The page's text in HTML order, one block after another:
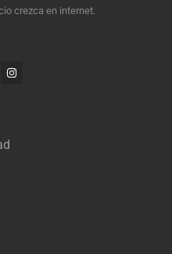
crezca en internet.